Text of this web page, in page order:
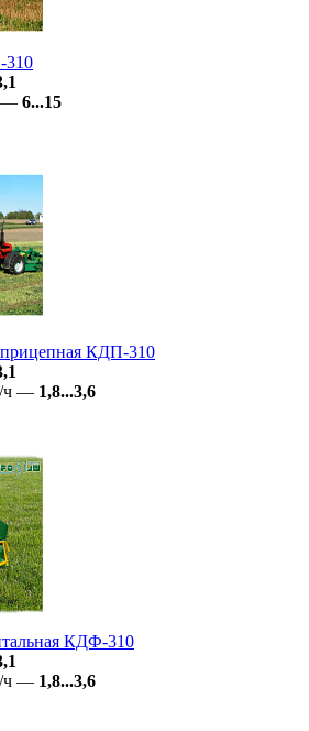
310
— 6...15
КДП-310
ч — 1,8...3,6
КДФ-310
ч — 1,8...3,6